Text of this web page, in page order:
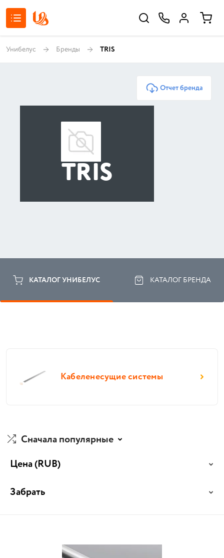
Унибелус Бренды TRIS
Отчет бренда
TRIS
КАТАЛОГ УНИБЕЛУС КАТАЛОГ БРЕНДА
Кабеленесущие системы
Сначала популярные
Цена(RUB)
Забрать